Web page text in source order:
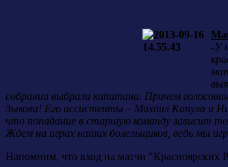
-У
собрании выбрали капитана. Причем
Зыкова! Его ассистенты – Михаил Капула и
что попадание в старшую команду зависит
Ждем на играх наших болельщиков, ведь мы
Напомним, что вход на матчи "Красноярских